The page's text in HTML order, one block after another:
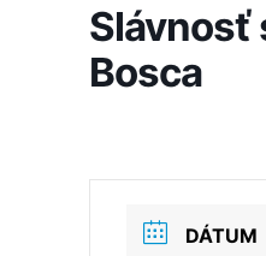
Slávnosť
Bosca
DÁTUM